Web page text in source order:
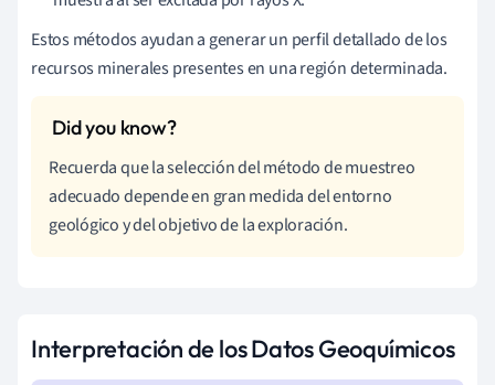
Estos métodos ayudan a generar un perfil detallado de los
recursos minerales presentes en una región determinada.
Recuerda que la selección del método de muestreo
adecuado depende en gran medida del entorno
geológico y del objetivo de la exploración.
Interpretación de los Datos Geoquímicos